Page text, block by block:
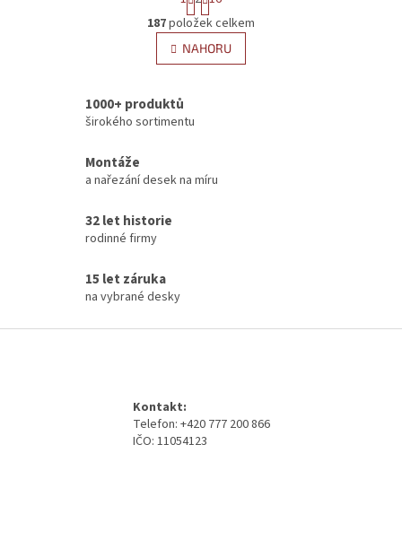
O
v
l
á
v
t
r
á
n
k
187položek celkem
NAHORU
1000+ produktů
širokého sortimentu
Montáže
a nařezání desek na míru
32 let historie
rodinné firmy
15 let záruka
na vybrané desky
Kontakt:
Telefon: +420 777 200 866
IČO: 11054123